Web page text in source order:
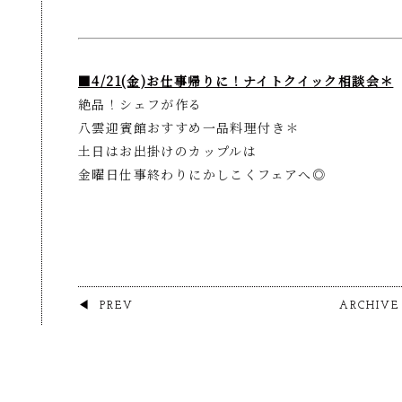
■4/21(金)お仕事帰りに！ナイトクイック相談会＊
絶品！シェフが作る
八雲迎賓館おすすめ一品料理付き＊
土日はお出掛けのカップルは
金曜日仕事終わりにかしこくフェアへ◎
PREV ARCHIVE